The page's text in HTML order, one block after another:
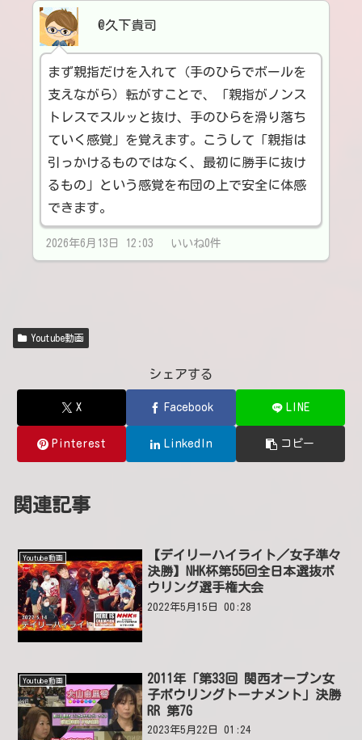
@久下貴司
まず親指だけを入れて（手のひらでボールを
支えながら）転がすことで、「親指がノンス
トレスでスルッと抜け、手のひらを滑り落ち
ていく感覚」を覚えます。こうして「親指は
引っかけるものではなく、最初に勝手に抜け
るもの」という感覚を布団の上で安全に体感
できます。
2026年6月13日 12:03 いいね0件
Youtube動画
シェアする
X Facebook LINE
Pinterest LinkedIn コピー
関連記事
Youtube動画
【デイリーハイライト／女子準々
決勝】NHK杯第55回全日本選抜ボ
ウリング選手権大会
2022年5月15日 00:28
Youtube動画
2011年「第33回 関西オープン女
子ボウリングトーナメント」決勝
RR 第7G
2023年5月22日 01:24